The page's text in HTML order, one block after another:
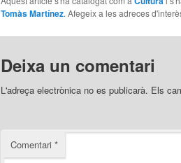
Tomàs Martínez. Afegeix a les adreces
Deixa un comentari
L'adreça electrònica no es publicarà. Els
Comentari *